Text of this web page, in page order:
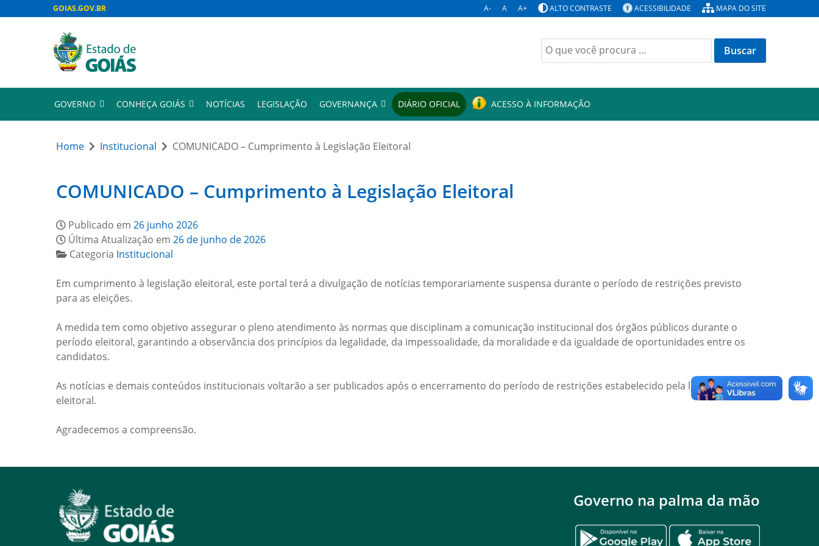
GOIAS.GOV.BR A- A A+ ALTO CONTRASTE ACESSIBILIDADE MAPA DO SITE
Buscar
por:
GOVERNO CONHEÇA GOIÁS NOTÍCIAS LEGISLAÇÃO GOVERNANÇA DIÁRIO OFICIAL ACESSO À INFORMAÇÃO
Home Institucional COMUNICADO – Cumprimento à Legislação Eleitoral
COMUNICADO – Cumprimento à Legislação Eleitoral
Publicado em 26 junho 2026
Última Atualização em 26 de junho de 2026
Categoria Institucional
Em cumprimento à legislação eleitoral, este portal terá a divulgação de notícias temporariamente suspensa durante o período de restrições previsto
para as eleições.
A medida tem como objetivo assegurar o pleno atendimento às normas que disciplinam a comunicação institucional dos órgãos públicos durante o
período eleitoral, garantindo a observância dos princípios da legalidade, da impessoalidade, da moralidade e da igualdade de oportunidades entre os
candidatos.
As notícias e demais conteúdos institucionais voltarão a ser publicados após o encerramento do período de restrições estabelecido pela legislação
eleitoral.
Agradecemos a compreensão.
Governo na palma da mão